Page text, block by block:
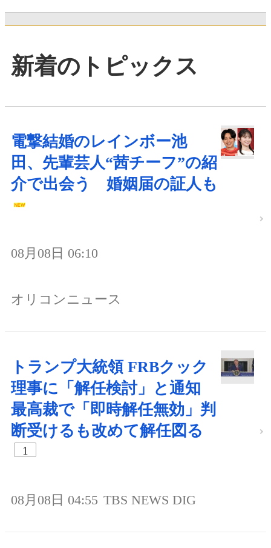
新着のトピックス
電撃結婚のレインボー池
田、先輩芸人“茜チーフ”の紹
介で出会う 婚姻届の証人も
08月08日 06:10
オリコンニュース
トランプ大統領 FRBクック
理事に「解任検討」と通知
最高裁で「即時解任無効」判
断受けるも改めて解任図る
1
08月08日 04:55 TBS NEWS DIG